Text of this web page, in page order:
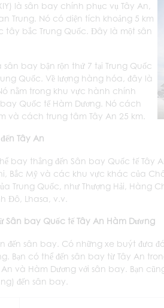
là sân bay chính phục vụ Tây An,
Trung. Nó có diện tích khoảng 5 km
tây bắc Trung Quốc. Đây là một sân
bay bận rộn thứ 7 tại Trung Quốc
Quốc. Về lượng hàng hóa, đây là
nằm trong khu vực hành chính
Quốc tế Hàm Dương. Nó cách
và cách trung tâm Tây An 25 km.
Tây An
bay thẳng đến Sân bay Quốc tế
Bắc Mỹ và các khu vực khác của
Quốc, như Thượng Hải, Hàng
Đô, Lhasa, v.v.
Sân bay Quốc tế Tây An Hàm Dương
đến sân bay. Có những xe buýt đưa
Bạn có thể đến sân bay từ Tây An
và Hàm Dương với sân bay. Bạn
đến sân bay.